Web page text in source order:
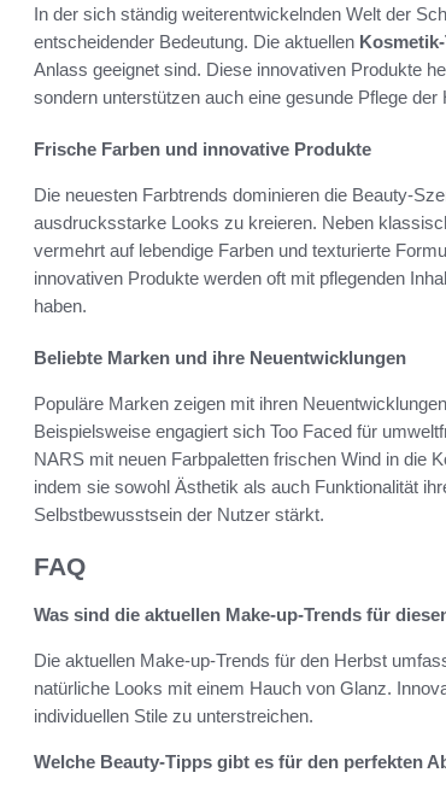
In der sich ständig weiterentwickelnden Welt der
entscheidender Bedeutung. Die aktuellen
Anlass geeignet sind. Diese innovativen Produkte
sondern unterstützen auch eine gesunde Pflege der
Frische Farben und innovative Produkte
Die neuesten Farbtrends dominieren die Beauty-
ausdrucksstarke Looks zu kreieren. Neben
vermehrt auf lebendige Farben und texturierte
innovativen Produkte werden oft mit pflegenden
haben.
Beliebte Marken und ihre Neuentwicklungen
Populäre Marken zeigen mit ihren
Beispielsweise engagiert sich Too Faced für
NARS mit neuen Farbpaletten frischen Wind in die
indem sie sowohl Ästhetik als auch Funktionalität
Selbstbewusstsein der Nutzer stärkt.
FAQ
Was sind die aktuellen Make-up-Trends für
Die aktuellen Make-up-Trends für den Herbst
natürliche Looks mit einem Hauch von Glanz.
individuellen Stile zu unterstreichen.
Welche Beauty-Tipps gibt es für den perfekten